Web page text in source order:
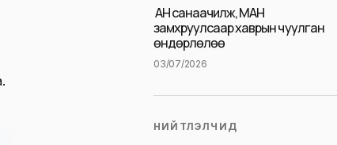
АН санаачилж, МАН
замхруулсаар хаврын чуулган
өндөрлөлөө
03/07/2026
НИЙТЛЭЛЧИД